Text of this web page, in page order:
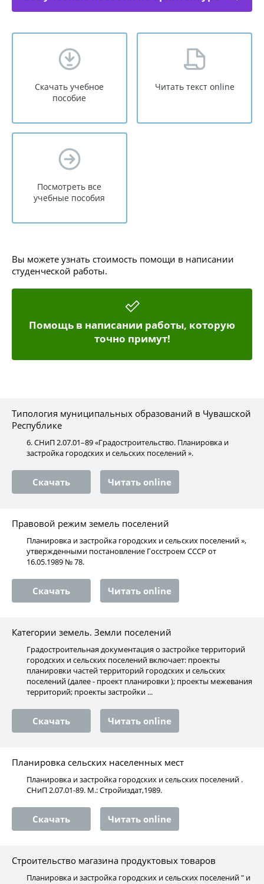
Скачать учебное
пособие
Читать текст online
Посмотреть все
учебные пособия
Вы можете узнать стоимость помощи в написании
студенческой работы.
Помощь в написании работы, которую
точно примут!
Типология муниципальных образований в Чувашской
Республике
6. СНиП 2.07.01–89 «Градостроительство. Планировка и
застройка городских и сельских поселений ».
Скачать Читать online
Правовой режим земель поселений
Планировка и застройка городских и сельских поселений »,
утвержденными постановление Госстроем СССР от
16.05.1989 № 78.
Скачать Читать online
Категории земель. Земли поселений
Градостроительная документация о застройке территорий
городских и сельских поселений включает: проекты
планировки частей территорий городских и сельских
поселений (далее - проект планировки ); проекты межевания
территорий; проекты застройки ...
Скачать Читать online
Планировка сельских населенных мест
Планировка и застройка городских и сельских поселений .
СНиП 2.07.01-89. М.: Стройиздат,1989.
Скачать Читать online
Строительство магазина продуктовых товаров
Планировка и застройка городских и сельских поселений " и